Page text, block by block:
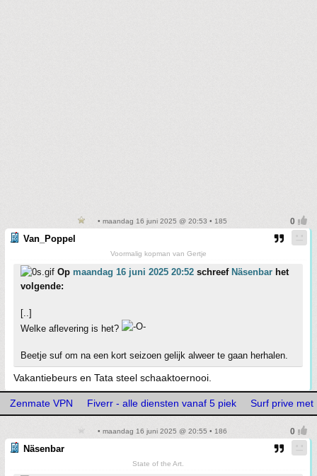
• maandag 16 juni 2025 @ 20:53 • 185
Van_Poppel
Voormalig kopman van Gertje
Op maandag 16 juni 2025 20:52 schreef Näsenbar het
volgende:
[..]
Welke aflevering is het?
Beetje suf om na een kort seizoen gelijk alweer te gaan herhalen.
Vakantiebeurs en Tata steel schaaktoernooi.
Zenmate VPN Fiverr - alle diensten vanaf 5 piek Surf prive met
• maandag 16 juni 2025 @ 20:55 • 186
Näsenbar
State of the Art.